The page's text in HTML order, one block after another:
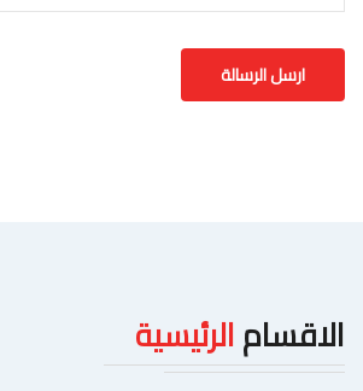
الاقسامالرئيسية